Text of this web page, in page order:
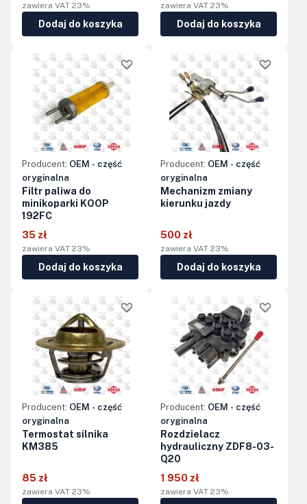
zawiera VAT 23%
Dodaj do koszyka
zawiera VAT 23%
Dodaj do koszyka
Producent: OEM - część
oryginalna
Filtr paliwa do
minikoparki KOOP
192FC
35 zł
zawiera VAT 23%
Dodaj do koszyka
Producent: OEM - część
oryginalna
Mechanizm zmiany
kierunku jazdy
500 zł
zawiera VAT 23%
Dodaj do koszyka
Producent: OEM - część
oryginalna
Termostat silnika
KM385
85 zł
zawiera VAT 23%
Producent: OEM - część
oryginalna
Rozdzielacz
hydrauliczny ZDF8-03-
Q20
1 950 zł
zawiera VAT 23%